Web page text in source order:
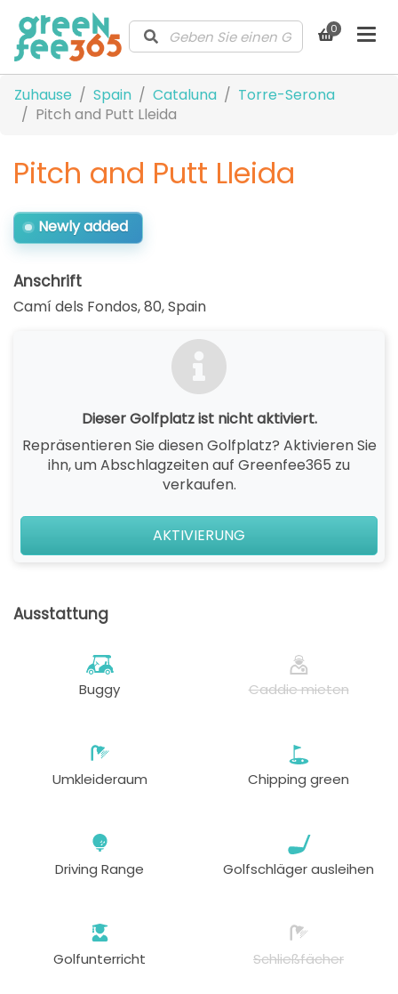
0
Zuhause Spain Cataluna
Torre-Serona
Pitch and Putt Lleida
Pitch and Putt Lleida
Newly added
Anschrift
Camí dels Fondos, 80,Spain
Dieser Golfplatz ist nicht aktiviert.
Repräsentieren Sie diesen Golfplatz? Aktivieren Sie
ihn, um Abschlagzeiten auf Greenfee365 zu
verkaufen.
AKTIVIERUNG
Ausstattung
Buggy Caddie mieten
Umkleideraum Chipping green
Driving Range Golfschläger ausleihen
Golfunterricht Schließfächer